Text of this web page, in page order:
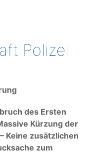
Polizei
des Ersten
Kürzung der
Keine zusätzlichen
zum